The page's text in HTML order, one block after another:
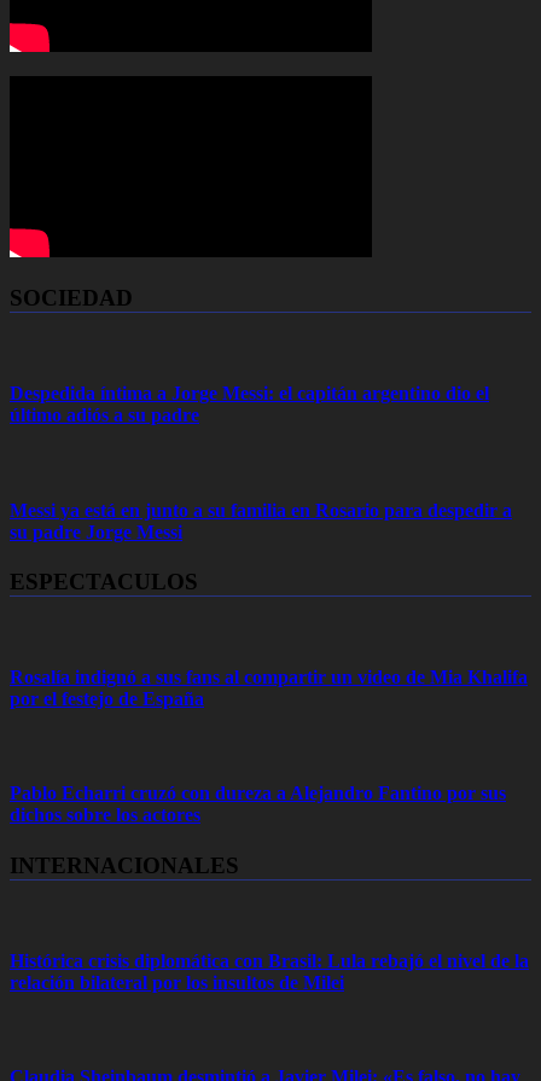
SOCIEDAD
Despedida íntima a Jorge Messi: el capitán argentino dio el
último adiós a su padre
Messi ya está en junto a su familia en Rosario para despedir a
su padre Jorge Messi
ESPECTACULOS
Rosalía indignó a sus fans al compartir un video de Mia Khalifa
por el festejo de España
Pablo Echarri cruzó con dureza a Alejandro Fantino por sus
dichos sobre los actores
INTERNACIONALES
Histórica crisis diplomática con Brasil: Lula rebajó el nivel de la
relación bilateral por los insultos de Milei
Claudia Sheinbaum desmintió a Javier Milei: «Es falso, no hay